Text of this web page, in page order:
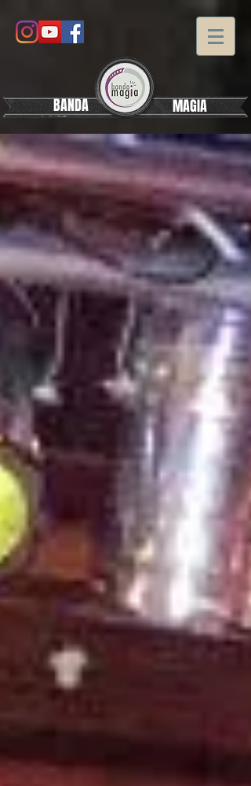
MAGIA
BANDA